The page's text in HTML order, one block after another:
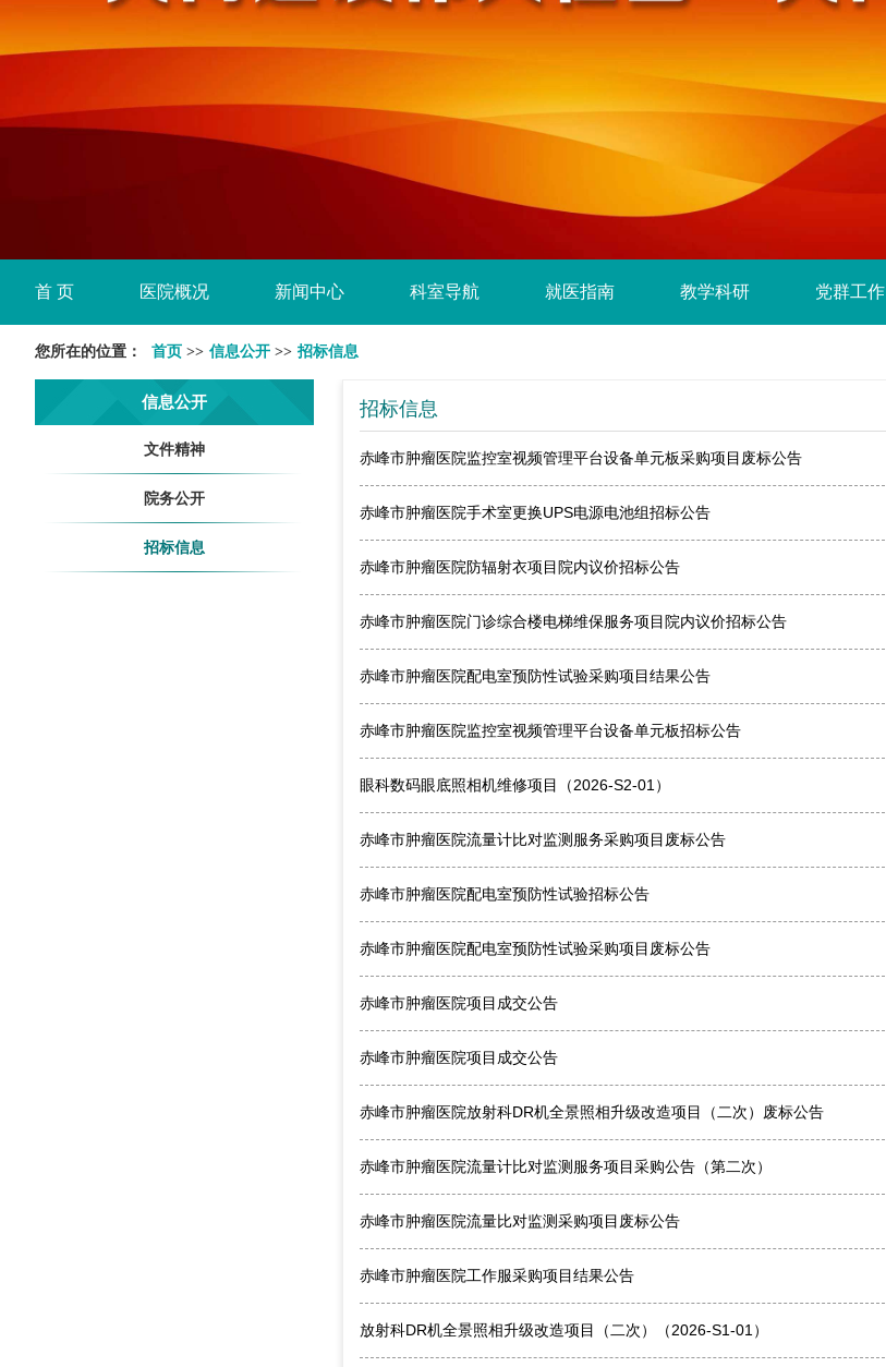
首 页 医院概况 新闻中心 科室导航 就医指南 教学科研 党群工作
您所在的位置： 首页 >> 信息公开 >> 招标信息
信息公开
文件精神
院务公开
招标信息
招标信息
赤峰市肿瘤医院监控室视频管理平台设备单元板采购项目废标公告
赤峰市肿瘤医院手术室更换UPS电源电池组招标公告
赤峰市肿瘤医院防辐射衣项目院内议价招标公告
赤峰市肿瘤医院门诊综合楼电梯维保服务项目院内议价招标公告
赤峰市肿瘤医院配电室预防性试验采购项目结果公告
赤峰市肿瘤医院监控室视频管理平台设备单元板招标公告
眼科数码眼底照相机维修项目（2026-S2-01）
赤峰市肿瘤医院流量计比对监测服务采购项目废标公告
赤峰市肿瘤医院配电室预防性试验招标公告
赤峰市肿瘤医院配电室预防性试验采购项目废标公告
赤峰市肿瘤医院项目成交公告
赤峰市肿瘤医院项目成交公告
赤峰市肿瘤医院放射科DR机全景照相升级改造项目（二次）废标公告
赤峰市肿瘤医院流量计比对监测服务项目采购公告（第二次）
赤峰市肿瘤医院流量比对监测采购项目废标公告
赤峰市肿瘤医院工作服采购项目结果公告
放射科DR机全景照相升级改造项目（二次）（2026-S1-01）